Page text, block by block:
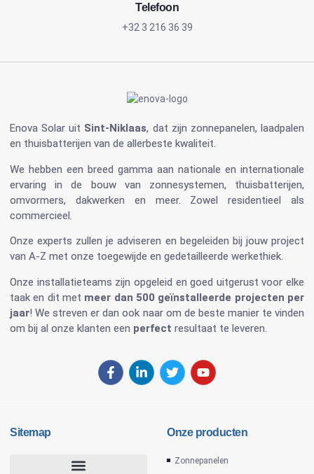
Telefoon
+32 3 216 36 39
Enova Solar uit Sint-Niklaas, dat zijn zonnepanelen, laadpalen
en thuisbatterijen van de allerbeste kwaliteit.
We hebben een breed gamma aan nationale en internationale
ervaring in de bouw van zonnesystemen, thuisbatterijen,
omvormers, dakwerken en meer. Zowel residentieel als
commercieel.
Onze experts zullen je adviseren en begeleiden bij jouw project
van A-Z met onze toegewijde en gedetailleerde werkethiek.
Onze installatieteams zijn opgeleid en goed uitgerust voor elke
taak en dit met meer dan 500 geïnstalleerde projecten per
jaar! We streven er dan ook naar om de beste manier te vinden
om bij al onze klanten een perfect resultaat te leveren.
Sitemap Onze producten
Zonnepanelen